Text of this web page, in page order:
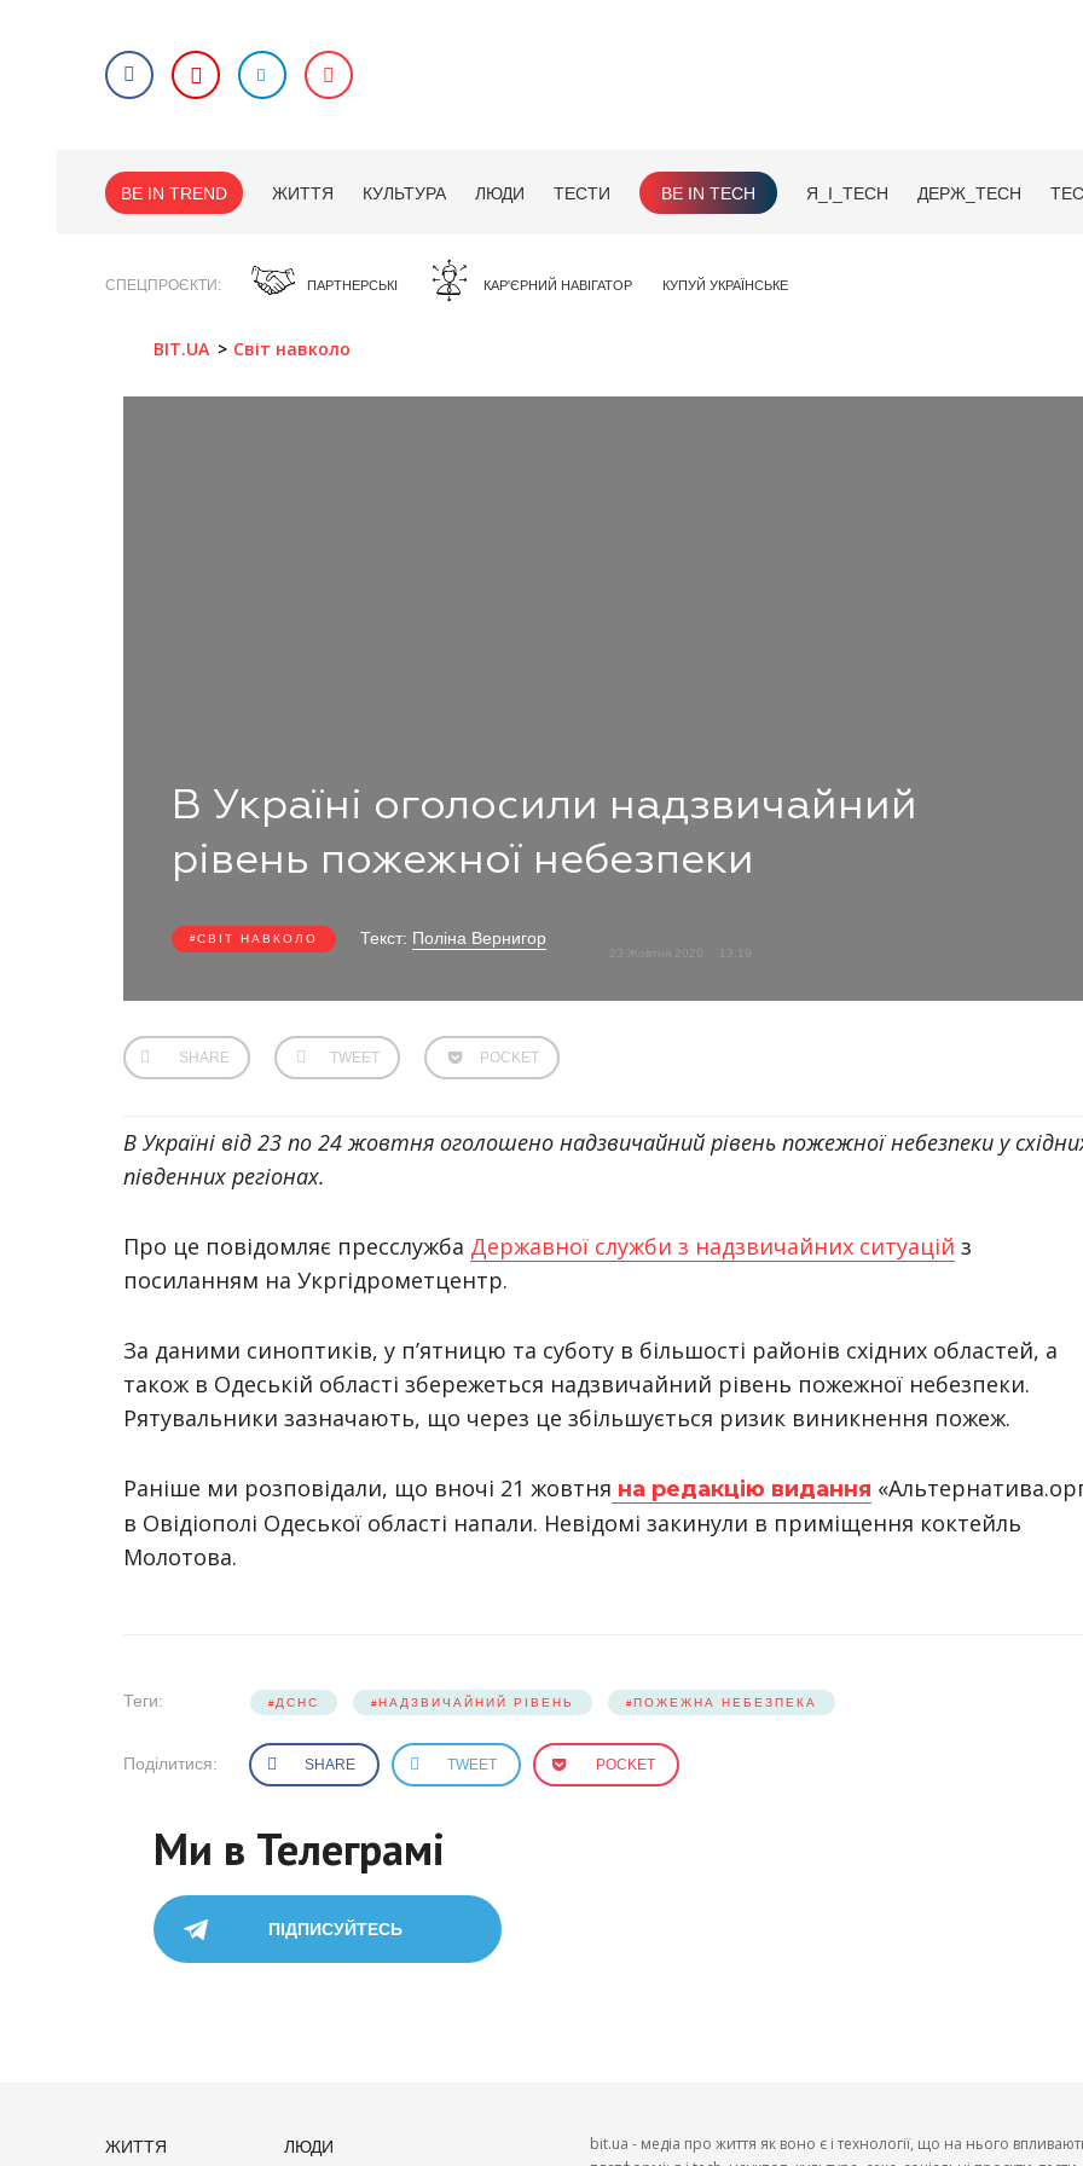
BE IN TREND ЖИТТЯ КУЛЬТУРА ЛЮДИ ТЕСТИ BE IN TECH Я_І_TECH ДЕРЖ_TECH
СПЕЦПРОЄКТИ ПАРТНЕРСЬКІ КАР'ЄРНИЙ НАВІГАТОР КУПУЙ УКРАЇНСЬКЕ
BIT.UA Світ навколо
В Україні оголосили надзвичайний
рівень пожежної небезпеки
СВІТ НАВКОЛО Текст: Поліна Вернигор
23 Жовтня 2020 13:19
SHARE TWEET POCKET
В Україні від 23 по 24 жовтня оголошено надзвичайний рівень пожежної небезпеки у
південних регіонах.
Про це повідомляє пресслужба Державної служби з надзвичайних ситуацій з
посиланням на Укргідрометцентр.
За даними синоптиків, у п’ятницю та суботу в більшості районів східних областей, а
також в Одеській області збережеться надзвичайний рівень пожежної небезпеки.
Рятувальники зазначають, що через це збільшується ризик виникнення пожеж.
Раніше ми розповідали, що вночі 21 жовтня на редакцію видання
в Овідіополі Одеської області напали. Невідомі закинули в приміщення коктейль
Молотова.
Теги: ДСНС НАДЗВИЧАЙНИЙ РІВЕНЬ ПОЖЕЖНА НЕБЕЗПЕКА
Поділитися: SHARE TWEET POCKET
Ми в Телеграмі
ПІДПИСУЙТЕСЬ
ЖИТТЯ ЛЮДИ
bit.ua - медіа про життя як воно є і технології, що на нього